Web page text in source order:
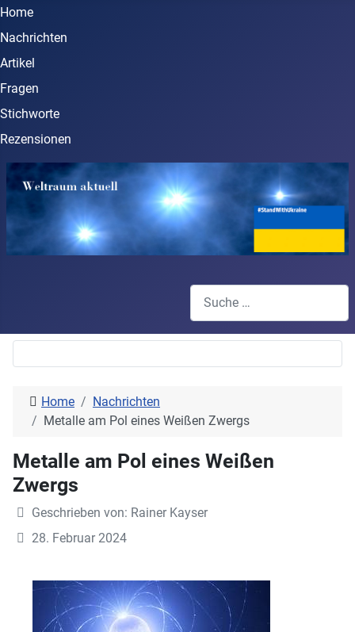
Home
Nachrichten
Artikel
Fragen
Stichworte
Rezensionen
Home
Nachrichten
Metalle am Pol eines Weißen Zwergs
Metalle am Pol eines Weißen
Zwergs
Geschrieben von: Rainer Kayser
28. Februar 2024